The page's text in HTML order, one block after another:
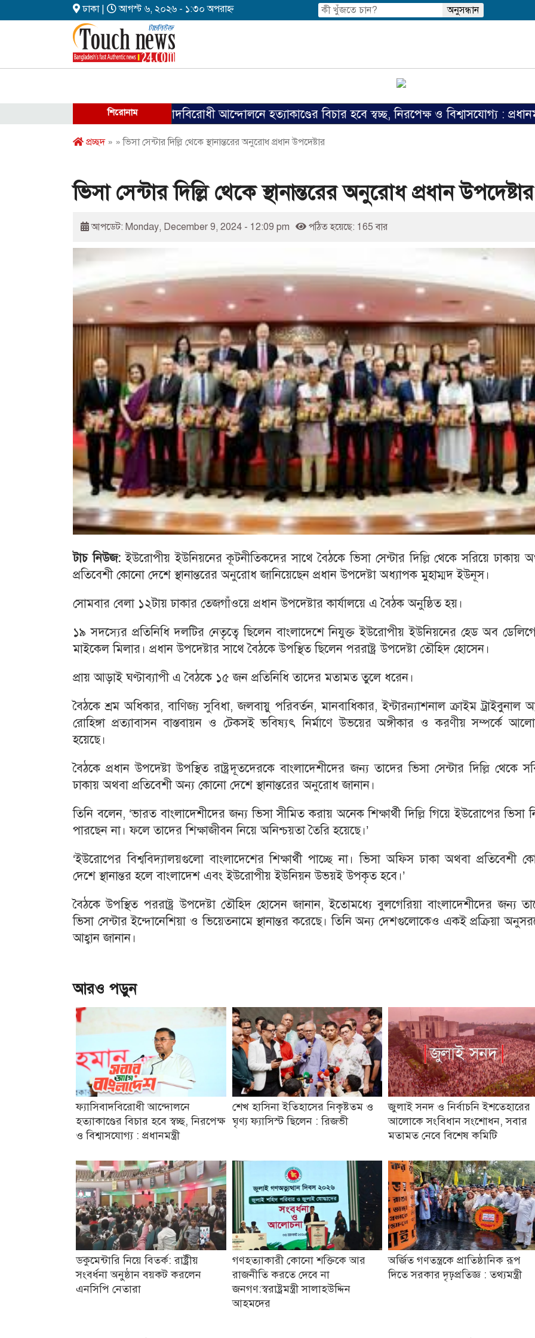
ঢাকা | আগস্ট ৬, ২০২৬ - ১:৩০ অপরাহ্ন
শিরোনাম
ফ্যাসিবাদবিরোধী আন্দোলনে হত্যাকাণ্ডের বিচার হবে স্বচ্ছ, নিরপেক্ষ ও বিশ্বাসযোগ্য : প্রধানমন্ত্রী
প্রচ্ছদ» » ভিসা সেন্টার দিল্লি থেকে স্থানান্তরের অনুরোধ প্রধান উপদেষ্টার
ভিসা সেন্টার দিল্লি থেকে স্থানান্তরের অনুরোধ প্রধান উপদেষ্টার
আপডেট: Monday, December 9, 2024 - 12:09 pm পঠিত হয়েছে: 165 বার
টাচ নিউজ:ইউরোপীয় ইউনিয়নের কূটনীতিকদের সাথে বৈঠকে ভিসা সেন্টার দিল্লি থেকে সরিয়ে ঢাকায়
প্রতিবেশী কোনো দেশে স্থানান্তরের অনুরোধ জানিয়েছেন প্রধান উপদেষ্টা অধ্যাপক মুহাম্মদ ইউনূস।
সোমবার বেলা ১২টায় ঢাকার তেজগাঁওয়ে প্রধান উপদেষ্টার কার্যালয়ে এ বৈঠক অনুষ্ঠিত হয়।
১৯ সদস্যের প্রতিনিধি দলটির নেতৃত্বে ছিলেন বাংলাদেশে নিযুক্ত ইউরোপীয় ইউনিয়নের হেড অব
মাইকেল মিলার। প্রধান উপদেষ্টার সাথে বৈঠকে উপস্থিত ছিলেন পররাষ্ট্র উপদেষ্টা তৌহিদ হোসেন।
প্রায় আড়াই ঘণ্টাব্যাপী এ বৈঠকে ১৫ জন প্রতিনিধি তাদের মতামত তুলে ধরেন।
বৈঠকে শ্রম অধিকার, বাণিজ্য সুবিধা, জলবায়ু পরিবর্তন, মানবাধিকার, ইন্টারন্যাশনাল ক্রাইম ট্রাইবুনাল
রোহিঙ্গা প্রত্যাবাসন বাস্তবায়ন ও টেকসই ভবিষ্যৎ নির্মাণে উভয়ের অঙ্গীকার ও করণীয় সম্পর্কে
হয়েছে।
বৈঠকে প্রধান উপদেষ্টা উপস্থিত রাষ্ট্রদূতদেরকে বাংলাদেশীদের জন্য তাদের ভিসা সেন্টার দিল্লি থেকে
ঢাকায় অথবা প্রতিবেশী অন্য কোনো দেশে স্থানান্তরের অনুরোধ জানান।
তিনি বলেন, ‘ভারত বাংলাদেশীদের জন্য ভিসা সীমিত করায় অনেক শিক্ষার্থী দিল্লি গিয়ে ইউরোপের ভিসা
পারছেন না। ফলে তাদের শিক্ষাজীবন নিয়ে অনিশ্চয়তা তৈরি হয়েছে।’
‘ইউরোপের বিশ্ববিদ্যালয়গুলো বাংলাদেশের শিক্ষার্থী পাচ্ছে না। ভিসা অফিস ঢাকা অথবা প্রতিবেশী
দেশে স্থানান্তর হলে বাংলাদেশ এবং ইউরোপীয় ইউনিয়ন উভয়ই উপকৃত হবে।’
বৈঠকে উপস্থিত পররাষ্ট্র উপদেষ্টা তৌহিদ হোসেন জানান, ইতোমধ্যে বুলগেরিয়া বাংলাদেশীদের জন্য
ভিসা সেন্টার ইন্দোনেশিয়া ও ভিয়েতনামে স্থানান্তর করেছে। তিনি অন্য দেশগুলোকেও একই প্রক্রিয়া
আহ্বান জানান।
আরও পড়ুন
ফ্যাসিবাদবিরোধী আন্দোলনে
হত্যাকাণ্ডের বিচার হবে স্বচ্ছ, নিরপেক্ষ
ও বিশ্বাসযোগ্য : প্রধানমন্ত্রী
শেখ হাসিনা ইতিহাসের নিকৃষ্টতম ও
ঘৃণ্য ফ্যাসিস্ট ছিলেন : রিজভী
জুলাই সনদ ও নির্বাচনি ইশতেহারের
আলোকে সংবিধান সংশোধন, সবার
মতামত নেবে বিশেষ কমিটি
ডকুমেন্টারি নিয়ে বিতর্ক: রাষ্ট্রীয়
সংবর্ধনা অনুষ্ঠান বয়কট করলেন
এনসিপি নেতারা
গণহত্যাকারী কোনো শক্তিকে আর
রাজনীতি করতে দেবে না
জনগণ:স্বরাষ্ট্রমন্ত্রী সালাহউদ্দিন
আহমদের
অর্জিত গণতন্ত্রকে প্রাতিষ্ঠানিক রূপ
দিতে সরকার দৃঢ়প্রতিজ্ঞ : তথ্যমন্ত্রী